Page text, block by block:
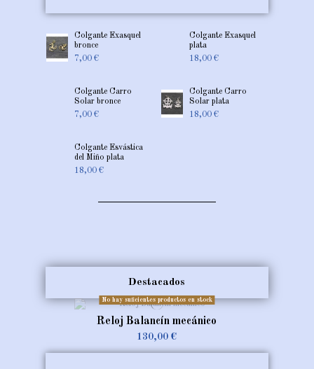
Colgante
Esvástica
del Miño
bronce
15,00 €
Trisquel
Gallego
Perenne
Colgante Exasquel
bronce
7,00 €
Colgante Exasquel
plata
18,00 €
Colgante Carro
Solar bronce
7,00 €
Colgante Carro
Solar plata
18,00 €
Colgante Esvástica
del Miño plata
18,00 €
Destacados
No hay suficientes productos en stock
Reloj Balancín mecánico
130,00 €